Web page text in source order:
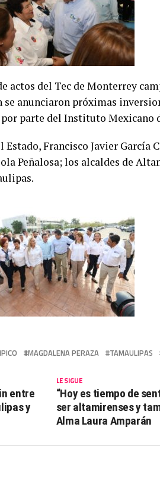
actos del Tec de Monterrey
anunciaron próximas
parte del Instituto Mexicano
Francisco Javier García
Peñalosa; los alcaldes de
MAGDALENA PERAZA TAMAULIPAS
LE SIGUE
“Hoy es tiempo de
ser altamirenses y
Alma Laura Amparán
entre
y